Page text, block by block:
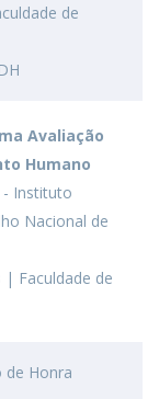
de
Avaliação
Humano
- Instituto
Nacional de
| Faculdade de
de Honra